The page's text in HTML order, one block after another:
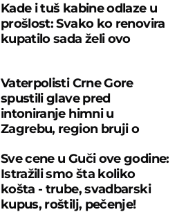
Kade i tuš kabine odlaze u
prošlost: Svako ko renovira
kupatilo sada želi ovo
Vaterpolisti Crne Gore
spustili glave pred
intoniranje himni u
Zagrebu, region bruji o
Sve cene u Guči ove godine:
Istražili smo šta koliko
košta - trube, svadbarski
kupus, roštilj, pečenje!